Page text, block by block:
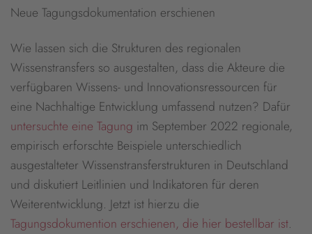
Neue Tagungsdokumentation erschienen
Wie lassen sich die Strukturen des regionalen
Wissenstransfers so ausgestalten, dass die Akteure die
verfügbaren Wissens- und Innovationsressourcen für
eine Nachhaltige Entwicklung umfassend nutzen? Dafür
untersuchte eine Tagung im September 2022 regionale,
empirisch erforschte Beispiele unterschiedlich
ausgestalteter Wissenstransferstrukturen in Deutschland
und diskutiert Leitlinien und Indikatoren für deren
Weiterentwicklung. Jetzt ist hierzu die
Tagungsdokumention erschienen, die hier bestellbar ist.